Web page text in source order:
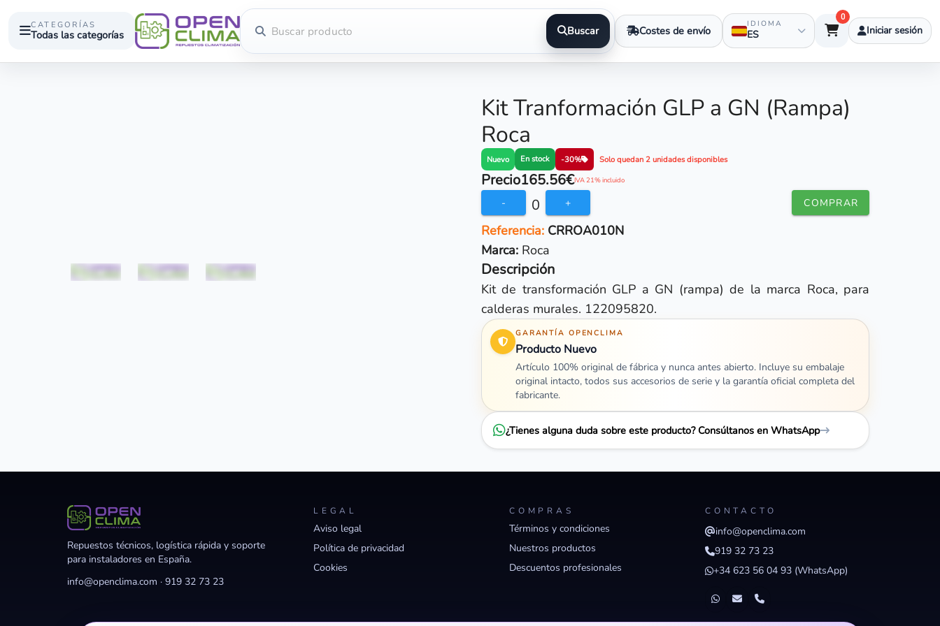
CATEGORÍAS
Todas las categorías Buscar Costes de envío IDIOMA
ES
0
Iniciar sesión
Kit Tranformación GLP a GN (Rampa)
Roca
Nuevo En stock -30% Solo quedan 2 unidades disponibles
Precio165.56€IVA 21% incluido
- 0 + COMPRAR
Referencia:CRROA010N
Marca: Roca
Descripción
Kit de transformación GLP a GN (rampa) de la marca Roca, para
calderas murales. 122095820.
GARANTÍA OPENCLIMA
Producto Nuevo
Artículo 100% original de fábrica y nunca antes abierto. Incluye su embalaje
original intacto, todos sus accesorios de serie y la garantía oficial completa del
fabricante.
¿Tienes alguna duda sobre este producto? Consúltanos en WhatsApp
Repuestos técnicos, logística rápida y soporte
para instaladores en España.
info@openclima.com · 919 32 73 23
LEGAL
Aviso legal
Política de privacidad
Cookies
COMPRAS
Términos y condiciones
Nuestros productos
Descuentos profesionales
CONTACTO
info@openclima.com
919 32 73 23
+34 623 56 04 93 (WhatsApp)